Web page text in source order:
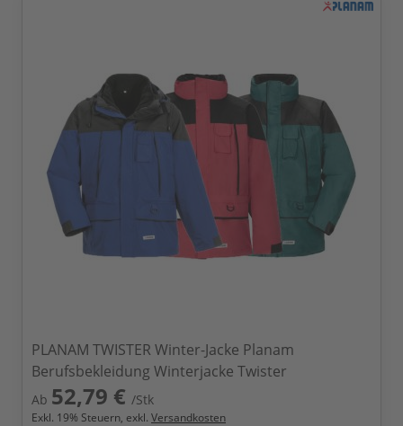
PLANAM TWISTER Winter-Jacke Planam
Berufsbekleidung Winterjacke Twister
Ab 52,79 € /Stk
Exkl. 19% Steuern, exkl. Versandkosten